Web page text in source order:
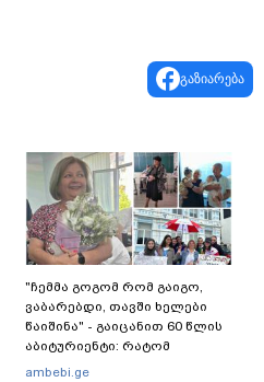
გაზიარება
"ჩემმა გოგომ რომ გაიგო,
ვაბარებდი, თავში ხელები
წაიშინა" - გაიცანით 60 წლის
აბიტურიენტი: რატომ
გადაწყვიტა ბაგრატიონთა
ambebi.ge